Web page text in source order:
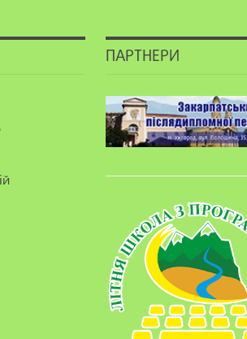
ПАРТНЕРИ